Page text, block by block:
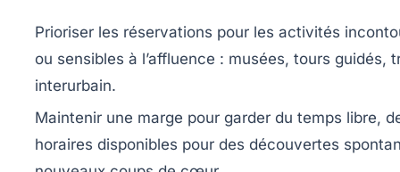
Prioriser les réservations pour les activités
ou sensibles à l’affluence : musées, tours guidés,
interurbain.
Maintenir une marge pour garder du temps libre,
horaires disponibles pour des découvertes